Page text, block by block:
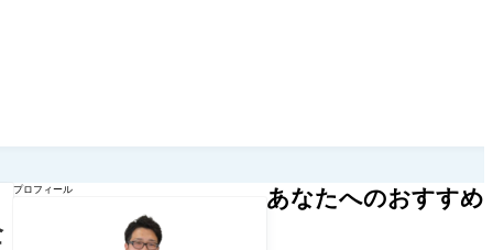
プロフィール あなたへのおすすめ